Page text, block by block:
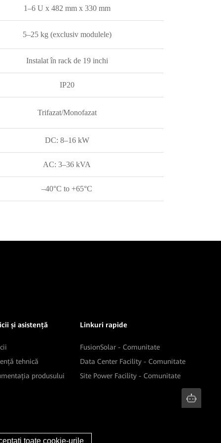
1–6 U x 482 mm x 330 mm
5–25 kg (exclusiv modulele)
Instalat în rack de 19 inchi
IP20
Trifazat/Monofazat
DC: 8–16 kW
AC: 3–36 kVA
–40°C to +65°C
și asistență
tehnică
produsului
Linkuri rapide
FusionSolar - Comunitate
Data Center Facility - Comunitate
Site Power Facility - Comunitate